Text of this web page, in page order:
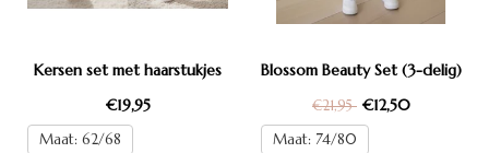
Kersen set met haarstukjes
€19,95
Maat: 62/68
Blossom Beauty Set (3-delig)
€21,95 €12,50
Maat: 74/80